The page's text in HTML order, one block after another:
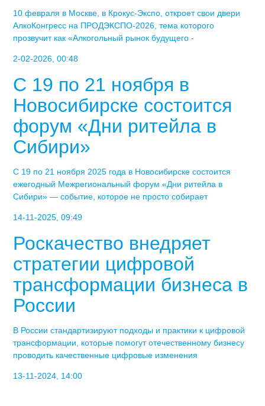
10 февраля в Москве, в Крокус-Экспо, откроет свои двери
АлкоКонгресс на ПРОДЭКСПО-2026, тема которого
прозвучит как «Алкогольный рынок будущего -
2-02-2026, 00:48
С 19 по 21 ноября в
Новосибирске состоится
форум «Дни ритейла в
Сибири»
С 19 по 21 ноября 2025 года в Новосибирске состоится
ежегодный Межрегиональный форум «Дни ритейла в
Сибири» — событие, которое не просто собирает
14-11-2025, 09:49
Роскачество внедряет
стратегии цифровой
трансформации бизнеса в
России
В России стандартизируют подходы и практики к цифровой
трансформации, которые помогут отечественному бизнесу
проводить качественные цифровые изменения
13-11-2024, 14:00